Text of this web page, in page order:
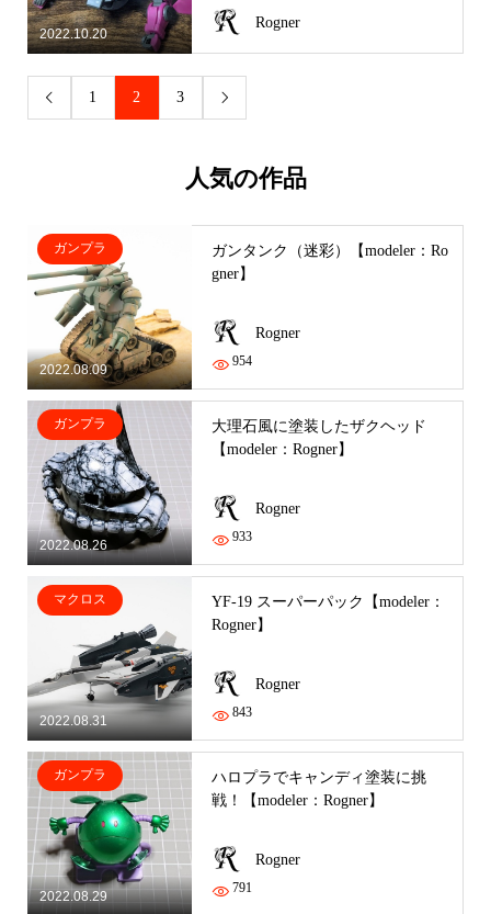
2022.10.20
Rogner
 1 2 3 
人気の作品
2022.08.09
ガンプラ
ガンタンク（迷彩）【modeler：Ro
gner】
Rogner
954
2022.08.26
ガンプラ
大理石風に塗装したザクヘッド
【modeler：Rogner】
Rogner
933
2022.08.31
マクロス
YF-19 スーパーパック【modeler：
Rogner】
Rogner
843
2022.08.29
ガンプラ
ハロプラでキャンディ塗装に挑
戦！【modeler：Rogner】
Rogner
791